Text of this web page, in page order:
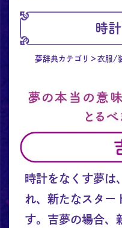
時
夢辞典カテゴリ 衣服/
時計をなくす夢は
れ、新たなスター
す。吉夢の場合、